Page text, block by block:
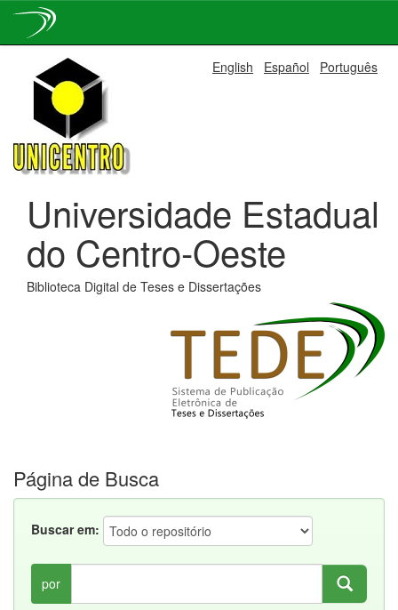
navigation
English Español Português
Universidade Estadual
do Centro-Oeste
Biblioteca Digital de Teses e Dissertações
Página de Busca
Buscar em:
por